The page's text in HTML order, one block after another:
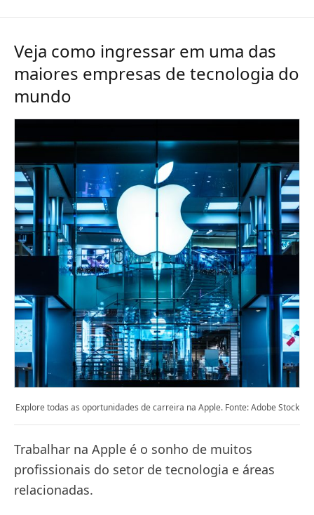
Veja como ingressar em uma das
maiores empresas de tecnologia do
mundo
Explore todas as oportunidades de carreira na Apple. Fonte: Adobe Stock
Trabalhar na Apple é o sonho de muitos
profissionais do setor de tecnologia e áreas
relacionadas.